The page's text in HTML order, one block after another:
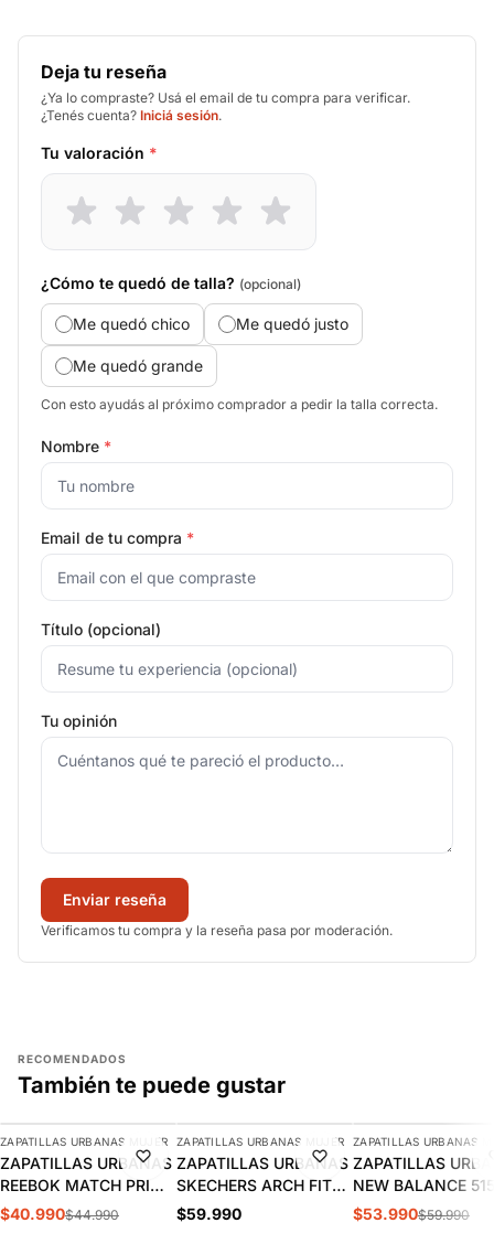
Deja tu reseña
¿Ya lo compraste? Usá el email de tu compra para verificar.
¿Tenés cuenta? Iniciá sesión.
Tu valoración *
¿Cómo te quedó de talla? (opcional)
Me quedó chico Me quedó justo
Me quedó grande
Con esto ayudás al próximo comprador a pedir la talla correcta.
Nombre *
Email de tu compra *
Título (opcional)
Tu opinión
Enviar reseña
Verificamos tu compra y la reseña pasa por moderación.
RECOMENDADOS
También te puede gustar
-9%
AGREGAR
ZAPATILLAS URBANAS MUJER
ZAPATILLAS URBANAS
REEBOK MATCH PRIME
V2 MUJER | 100261905
$40.990$44.990
AGREGAR
ZAPATILLAS URBANAS MUJER
ZAPATILLAS URBANAS
SKECHERS ARCH FIT
2.0 MUJER | 150051-
$59.990
-10%
ZAPATILLAS URBANAS
ZAPATILLAS
NEW BALANCE 515
MUJER |
$53.990$59.990